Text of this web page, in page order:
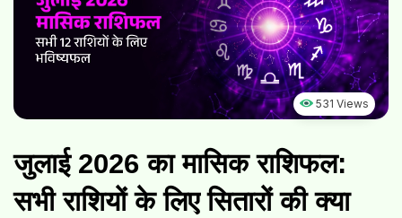
531 Views
जुलाई 2026 का मासिक राशिफल:
सभी राशियों के लिए सितारों की क्या